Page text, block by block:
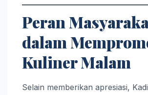
Peran
dalam
Kuliner Malam
Selain memberikan apresiasi,